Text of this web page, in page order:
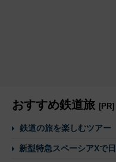
おすすめ鉄道旅 [PR]
鉄道の旅を楽しむツアー
新型特急スペーシアXで